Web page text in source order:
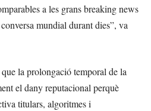
a les grans breaking news
mundial durant dies”, va
la prolongació temporal de la
el dany reputacional perquè
titulars, algoritmes i